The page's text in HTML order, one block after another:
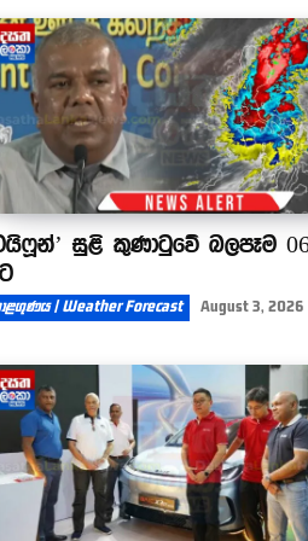
සුළි කුණාටුවේ බලපෑම
| Weather Forecast August 3, 2026